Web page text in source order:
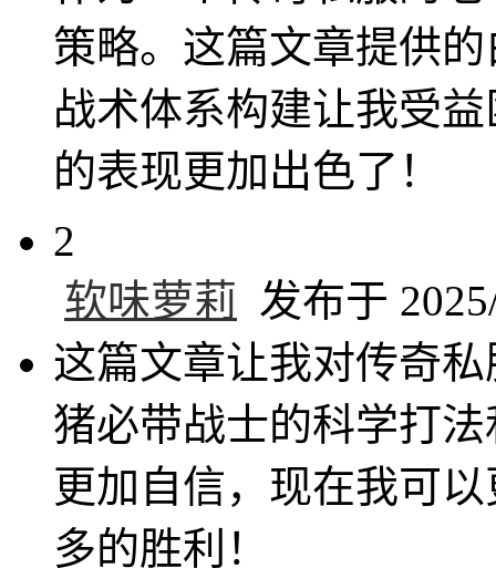
策略。这篇文章提供
战术体系构建让我受
的表现更加出色了！
2
软味萝莉 发布于
这篇文章让我对传奇
猪必带战士的科学打
更加自信，现在我可
多的胜利！